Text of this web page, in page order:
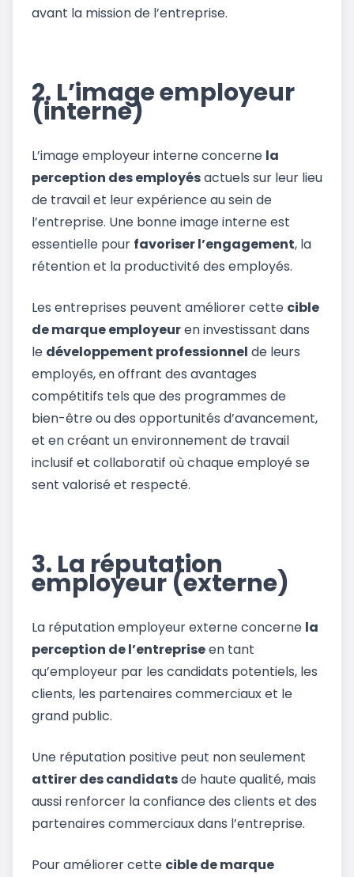
avant la mission de l’entreprise.
2. L’image employeur
(interne)
L’image employeur interne concerne la
perception des employésactuels sur leur lieu
de travail et leur expérience au sein de
l’entreprise. Une bonne image interne est
essentielle pour favoriser l’engagement, la
rétention et la productivité des employés.
Les entreprises peuvent améliorer cette cible
de marque employeuren investissant dans
le développement professionnel de leurs
employés, en offrant des avantages
compétitifs tels que des programmes de
bien-être ou des opportunités d’avancement,
et en créant un environnement de travail
inclusif et collaboratif où chaque employé se
sent valorisé et respecté.
3. La réputation
employeur (externe)
La réputation employeur externe concerne la
perception de l’entrepriseen tant
qu’employeur par les candidats potentiels, les
clients, les partenaires commerciaux et le
grand public.
Une réputation positive peut non seulement
attirer des candidatsde haute qualité, mais
aussi renforcer la confiance des clients et des
partenaires commerciaux dans l’entreprise.
Pour améliorer cette cible de marque